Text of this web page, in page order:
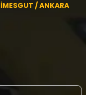
/ ANKARA